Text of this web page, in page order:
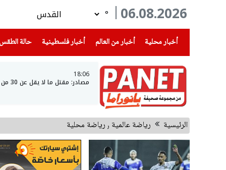
06.08.2026
°
أخبار محلية
(current) أخبار من العالم أخبار فلسطينية(current) حالة الطقس
18:06
مصادر: مقتل ما لا يقل عن 30 من قوات الحكومة اليمنية في هجمات للحوثيين
الرئيسية رياضة عالمية ٫ رياضة محلية